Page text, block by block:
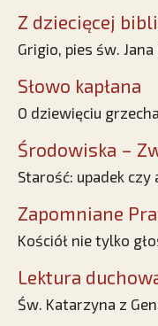
Z dziecięcej
Grigio, pies św. Jana
Słowo kapłana
O dziewięciu
Środowiska –
Starość: upadek czy
Zapomniane
Kościół nie tylko
Lektura
Św. Katarzyna z